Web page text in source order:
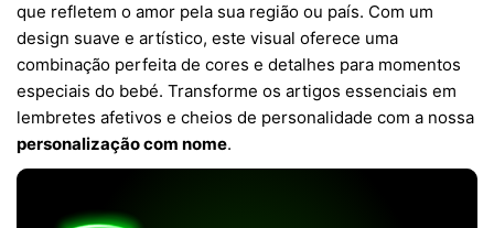
que refletem o amor pela sua região ou país. Com um
design suave e artístico, este visual oferece uma
combinação perfeita de cores e detalhes para momentos
especiais do bebé. Transforme os artigos essenciais em
lembretes afetivos e cheios de personalidade com a nossa
personalização com nome.